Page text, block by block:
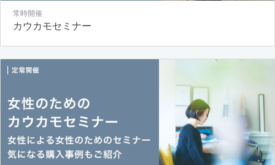
常時開催
カウカモセミナー